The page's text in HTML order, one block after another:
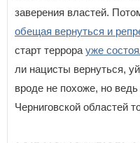
заверения властей.
обещая вернуться и
старт террора уже
ли нацисты вернуться,
вроде не похоже, но
Черниговской областей